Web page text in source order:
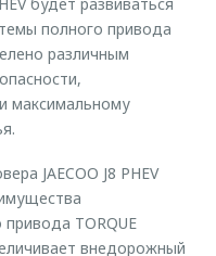
полного привода
различным
максимальному
JAECOO J8 PHEV
TORQUE
внедорожный